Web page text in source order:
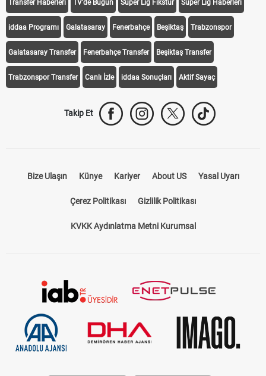
Transfer Haberleri TV'de Bugün Süper Lig Fikstür Süper Lig Haberleri
iddaa Programı Galatasaray Fenerbahçe Beşiktaş Trabzonspor
Galatasaray Transfer Fenerbahçe Transfer Beşiktaş Transfer
Trabzonspor Transfer Canlı İzle iddaa Sonuçları Aktif Sayaç
Takip Et
Bize Ulaşın Künye Kariyer About US Yasal Uyarı
Çerez Politikası Gizlilik Politikası
KVKK Aydınlatma Metni Kurumsal